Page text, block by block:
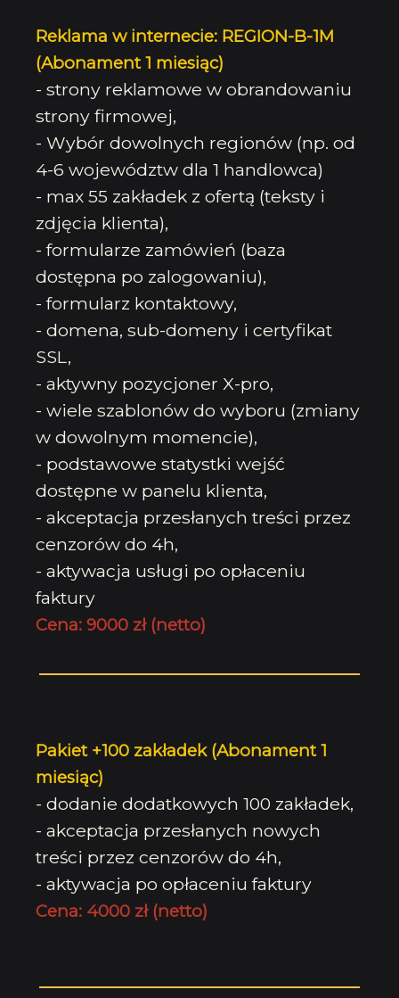
Reklama w internecie: REGION-B-1M
(Abonament 1 miesiąc)
- strony reklamowe w obrandowaniu
strony firmowej,
- Wybór dowolnych regionów (np. od
4-6 województw dla 1 handlowca)
- max 55 zakładek z ofertą (teksty i
zdjęcia klienta),
- formularze zamówień (baza
dostępna po zalogowaniu),
- formularz kontaktowy,
- domena, sub-domeny i certyfikat
SSL,
- aktywny pozycjoner X-pro,
- wiele szablonów do wyboru (zmiany
w dowolnym momencie),
- podstawowe statystki wejść
dostępne w panelu klienta,
- akceptacja przesłanych treści przez
cenzorów do 4h,
- aktywacja usługi po opłaceniu
faktury
Cena: 9000 zł (netto)
Pakiet +100 zakładek (Abonament 1
miesiąc)
- dodanie dodatkowych 100 zakładek,
- akceptacja przesłanych nowych
treści przez cenzorów do 4h,
- aktywacja po opłaceniu faktury
Cena: 4000 zł (netto)